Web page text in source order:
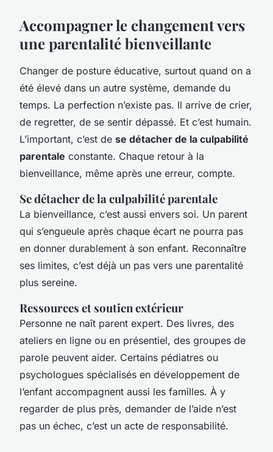
Accompagner le changement vers
une parentalité bienveillante
Changer de posture éducative, surtout quand on a
été élevé dans un autre système, demande du
temps. La perfection n’existe pas. Il arrive de crier,
de regretter, de se sentir dépassé. Et c’est humain.
L’important, c’est de se détacher de la culpabilité
parentale constante. Chaque retour à la
bienveillance, même après une erreur, compte.
Se détacher de la culpabilité parentale
La bienveillance, c’est aussi envers soi. Un parent
qui s’engueule après chaque écart ne pourra pas
en donner durablement à son enfant. Reconnaître
ses limites, c’est déjà un pas vers une parentalité
plus sereine.
Ressources et soutien extérieur
Personne ne naît parent expert. Des livres, des
ateliers en ligne ou en présentiel, des groupes de
parole peuvent aider. Certains pédiatres ou
psychologues spécialisés en développement de
l’enfant accompagnent aussi les familles. À y
regarder de plus près, demander de l’aide n’est
pas un échec, c’est un acte de responsabilité.